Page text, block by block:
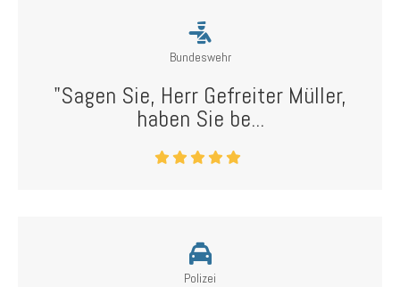
Bundeswehr
"Sagen Sie, Herr Gefreiter Müller,
haben Sie be...
Polizei